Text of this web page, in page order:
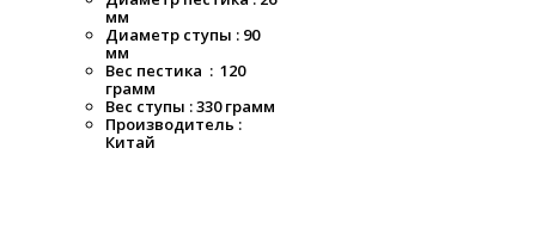
мм
Диаметр ступы : 90
мм
Вес пестика : 120
грамм
Вес ступы : 330 грамм
Производитель :
Китай